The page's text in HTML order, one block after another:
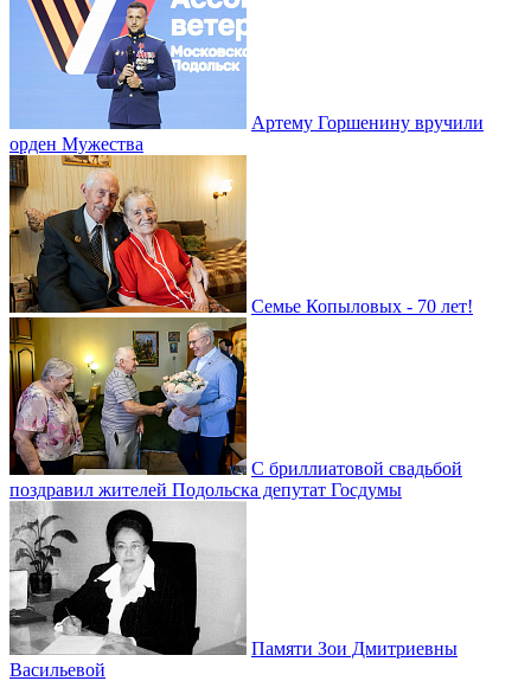
Артему Горшенину вручили
орден Мужества
Семье Копыловых - 70 лет!
С бриллиатовой свадьбой
поздравил жителей Подольска депутат Госдумы
Памяти Зои Дмитриевны
Васильевой